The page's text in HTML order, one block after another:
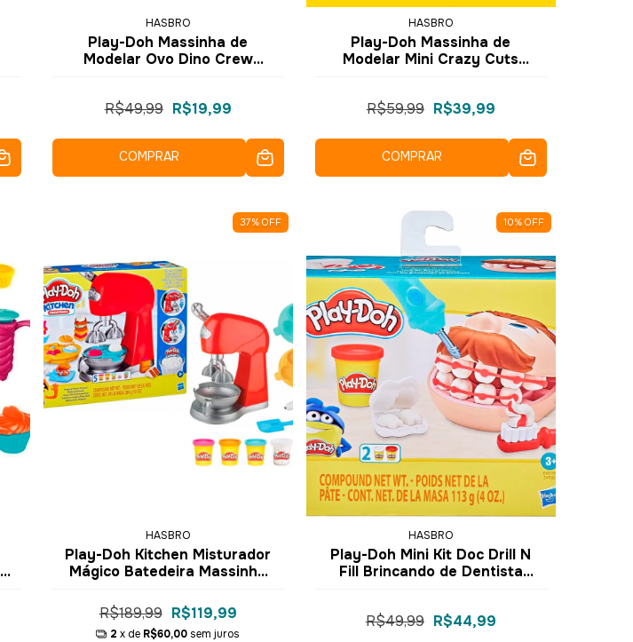
HASBRO
Play-Doh Massinha de
Modelar Ovo Dino Crew
R$49,99 R$19,99
COMPRAR
HASBRO
Play-Doh Massinha de
Modelar Mini Crazy Cuts
R$59,99 R$39,99
COMPRAR
37% OFF
HASBRO
Play-Doh Kitchen Misturador
Mágico Batedeira Massinha
R$189,99 R$119,99
2 x de R$60,00 sem juros
10% OFF
HASBRO
Play-Doh Mini Kit Doc Drill N
Fill Brincando de Dentista
R$49,99 R$44,99